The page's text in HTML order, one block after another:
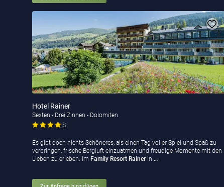
Hotel Rainer
Sexten - Drei Zinnen - Dolomiten
S
Es gibt doch nichts Schöneres, als einen Tag voller Spiel und Spaß zu
verbringen, frische Bergluft einzuatmen und freudige Momente mit den
Lieben zu erleben. Im Family Resort Rainer in …